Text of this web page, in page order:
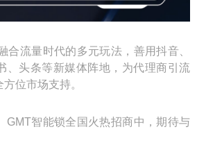
合流量时代的多元玩法，善用抖音、
、头条等新媒体阵地，为代理商引流
位市场支持。
GMT智能锁全国火热招商中，期待与